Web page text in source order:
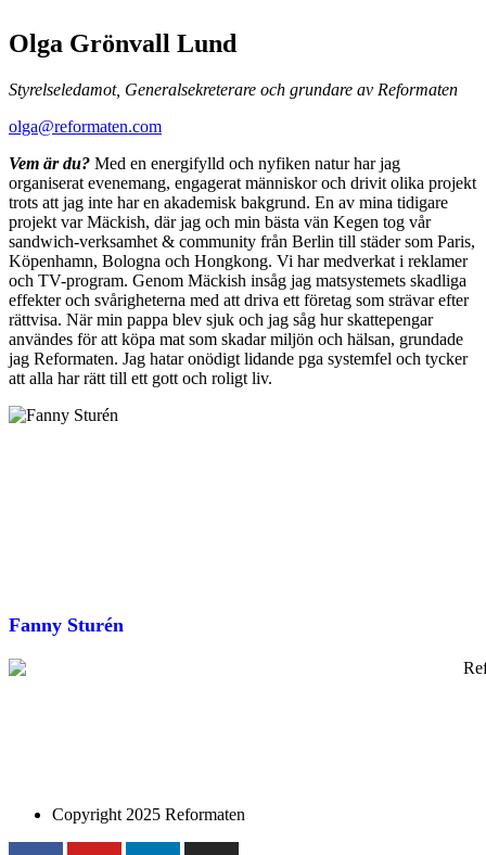
Olga Grönvall Lund​
Styrelseledamot, Generalsekreterare och grundare av Reformaten
olga@reformaten.com
Vem är du? Med en energifylld och nyfiken natur har jag
organiserat evenemang, engagerat människor och drivit olika projekt
trots att jag inte har en akademisk bakgrund. En av mina tidigare
projekt var Mäckish, där jag och min bästa vän Kegen tog vår
sandwich-verksamhet & community från Berlin till städer som Paris,
Köpenhamn, Bologna och Hongkong. Vi har medverkat i reklamer
och TV-program. Genom Mäckish insåg jag matsystemets skadliga
effekter och svårigheterna med att driva ett företag som strävar efter
rättvisa. När min pappa blev sjuk och jag såg hur skattepengar
användes för att köpa mat som skadar miljön och hälsan, grundade
jag Reformaten. Jag hatar onödigt lidande pga systemfel och tycker
att alla har rätt till ett gott och roligt liv.
Fanny Sturén
Copyright 2025 Reformaten